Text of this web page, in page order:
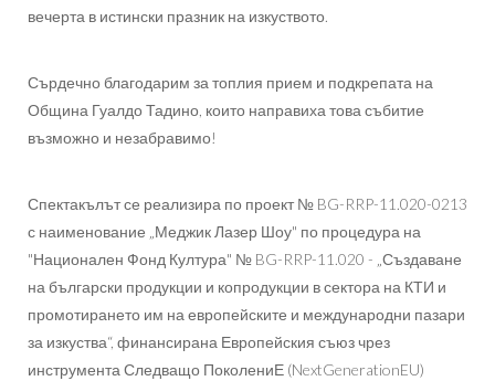
вечерта в истински празник на изкуството.
Сърдечно благодарим за топлия прием и подкрепата на
Община Гуалдо Тадино, които направиха това събитие
възможно и незабравимо!
Спектакълът се реализира по проект № BG-RRP-11.020-0213
с наименование „Меджик Лазер Шоу" по процедура на
"Национален Фонд Култура" № BG-RRP-11.020 - „Създаване
на български продукции и копродукции в сектора на КТИ и
промотирането им на европейските и международни пазари
за изкуства“, финансирана Европейския съюз чрез
инструмента Следващо ПоколениЕ (NextGenerationEU)